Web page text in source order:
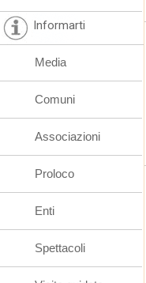
Informarti
Media
Comuni
Associazioni
Proloco
Enti
Spettacoli